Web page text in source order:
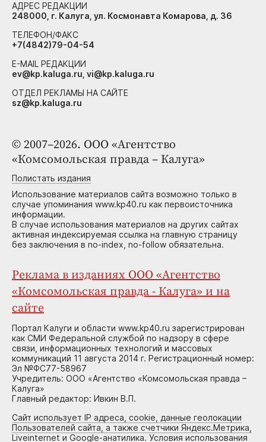
© 2007–2026. ООО «Агентство
«Комсомольская правда – Калуга»
Полистать издания
Использование материалов сайта возможно только в
случае упоминания www.kp40.ru как первоисточника
информации.
В случае использования материалов на других сайтах
активная индексируемая ссылка на главную страницу
без заключения в no-index, no-follow обязательна.
Реклама в изданиях ООО «Агентство
«Комсомольская правда - Калуга» и на
сайте
Портал Калуги и области www.kp40.ru зарегистрирован
как СМИ Федеральной службой по надзору в сфере
связи, информационных технологий и массовых
коммуникаций 11 августа 2014 г. Регистрационный номер:
Эл №ФС77-58967
Учредитель: ООО «Агентство «Комсомольская правда –
Калуга»
Главный редактор: Ивкин В.П.
Сайт использует IP адреса, cookie, данные геолокации
Пользователей сайта, а также счетчики Яндекс.Метрика,
Liveinternet и Google-анатилика. Условия использования
АДРЕС РЕДАКЦИИ
248000, г. Калуга, ул. Космонавта Комарова, д. 36
ТЕЛЕФОН/ФАКС
+7(4842)79-04-54
E-MAIL РЕДАКЦИИ
ev@kp.kaluga.ru, vi@kp.kaluga.ru
ОТДЕЛ РЕКЛАМЫ НА САЙТЕ
sz@kp.kaluga.ru